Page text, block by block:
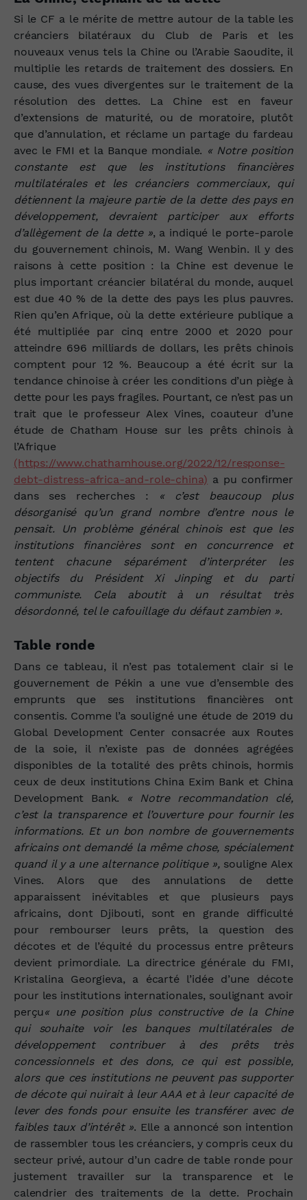
Si le CF a le mérite de mettre autour de la table les
créanciers bilatéraux du Club de Paris et les
nouveaux venus tels la Chine ou l’Arabie Saoudite, il
multiplie les retards de traitement des dossiers. En
cause, des vues divergentes sur le traitement de la
résolution des dettes. La Chine est en faveur
d’extensions de maturité, ou de moratoire, plutôt
que d’annulation, et réclame un partage du fardeau
avec le FMI et la Banque mondiale. « Notre position
constante est que les institutions financières
multilatérales et les créanciers commerciaux, qui
détiennent la majeure partie de la dette des pays en
développement, devraient participer aux efforts
d’allègement de la dette », a indiqué le porte-parole
du gouvernement chinois, M. Wang Wenbin. Il y des
raisons à cette position : la Chine est devenue le
plus important créancier bilatéral du monde, auquel
est due 40 % de la dette des pays les plus pauvres.
Rien qu’en Afrique, où la dette extérieure publique a
été multipliée par cinq entre 2000 et 2020 pour
atteindre 696 milliards de dollars, les prêts chinois
comptent pour 12 %. Beaucoup a été écrit sur la
tendance chinoise à créer les conditions d’un piège à
dette pour les pays fragiles. Pourtant, ce n’est pas un
trait que le professeur Alex Vines, coauteur d’une
étude de Chatham House sur les prêts chinois à
l’Afrique
(https://www.chathamhouse.org/2022/12/response-
debt-distress-africa-and-role-china) a pu confirmer
dans ses recherches :
« c’est beaucoup plus
désorganisé qu’un grand nombre d’entre nous le
pensait. Un problème général chinois est que les
institutions financières sont en concurrence et
tentent chacune séparément d’interpréter les
objectifs du Président Xi Jinping et du parti
communiste. Cela aboutit à un résultat très
désordonné, tel le cafouillage du défaut zambien ».
Table ronde
Dans ce tableau, il n’est pas totalement clair si le
gouvernement de Pékin a une vue d’ensemble des
emprunts que ses institutions financières ont
consentis. Comme l’a souligné une étude de 2019 du
Global Development Center consacrée aux Routes
de la soie, il n’existe pas de données agrégées
disponibles de la totalité des prêts chinois, hormis
ceux de deux institutions China Exim Bank et China
Development Bank. « Notre recommandation clé,
c’est la transparence et l’ouverture pour fournir les
informations. Et un bon nombre de gouvernements
africains ont demandé la même chose, spécialement
quand il y a une alternance politique », souligne Alex
Vines. Alors que des annulations de dette
apparaissent inévitables et que plusieurs pays
africains, dont Djibouti, sont en grande difficulté
pour rembourser leurs prêts, la question des
décotes et de l’équité du processus entre prêteurs
devient primordiale. La directrice générale du FMI,
Kristalina Georgieva, a écarté l’idée d’une décote
pour les institutions internationales, soulignant avoir
perçu« une position plus constructive de la Chine
qui souhaite voir les banques multilatérales de
développement contribuer à des prêts très
concessionnels et des dons, ce qui est possible,
alors que ces institutions ne peuvent pas supporter
de décote qui nuirait à leur AAA et à leur capacité de
lever des fonds pour ensuite les transférer avec de
faibles taux d’intérêt ». Elle a annoncé son intention
de rassembler tous les créanciers, y compris ceux du
secteur privé, autour d’un cadre de table ronde pour
justement travailler sur la transparence et le
calendrier des traitements de la dette. Prochain